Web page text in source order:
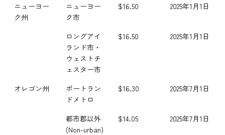
ニューヨー
ク州
ニューヨー
ク市
$16.50 2025年1月1日
ロングアイ
ランド市・
ウェストチ
ェスター市
$16.50 2025年1月1日
オレゴン州
ポートラン
ドメトロ
$16.30 2025年7月1日
都市郡以外
(Non-urban)
$14.05 2025年7月1日